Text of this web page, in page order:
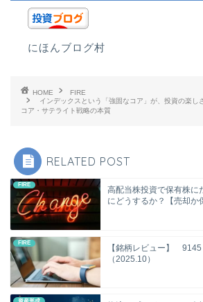
にほんブログ村
HOME
FIRE
インデックスという「強固なコア」が、投資の楽し
コア・サテライト戦略の本質
RELATED POST
FIRE
高配当株投資で保有株に
にどうするか？【売却か
FIRE
【銘柄レビュー】
（2025.10）
資産形成